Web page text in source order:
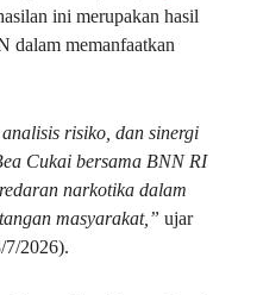
ini merupakan hasil
dalam memanfaatkan
risiko, dan sinergi
Cukai bersama BNN RI
narkotika dalam
masyarakat,” ujar
7/2026).